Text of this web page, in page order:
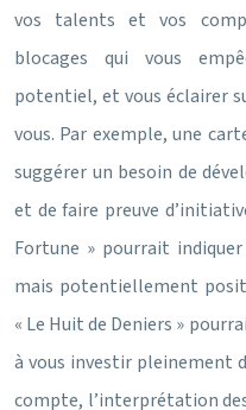
vos talents et vos
blocages qui vous
potentiel, et vous éclairer
vous. Par exemple, une
suggérer un besoin de
et de faire preuve
Fortune » pourrait
mais potentiellement
« Le Huit de Deniers »
à vous investir pleinement
compte, l’interprétation